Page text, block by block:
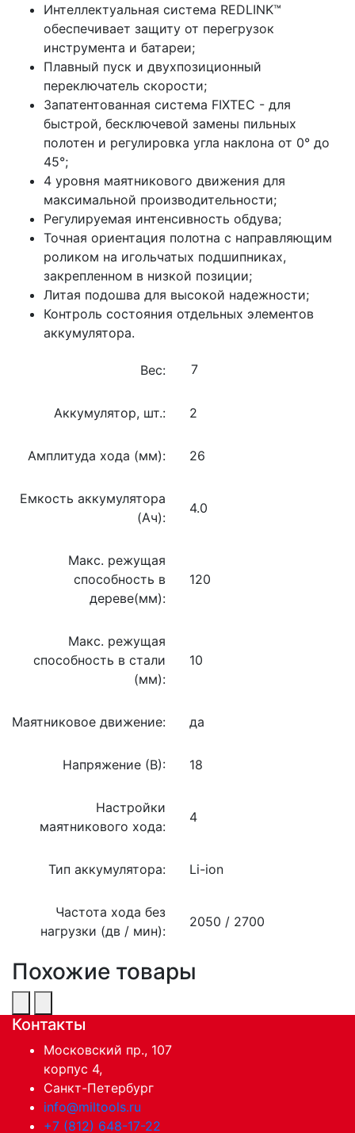
Интеллектуальная система REDLINK™
обеспечивает защиту от перегрузок
инструмента и батареи;
Плавный пуск и двухпозиционный
переключатель скорости;
Запатентованная система FIXTEC - для
быстрой, бесключевой замены пильных
полотен и регулировка угла наклона от 0° до
45°;
4 уровня маятникового движения для
максимальной производительности;
Регулируемая интенсивность обдува;
Точная ориентация полотна с направляющим
роликом на игольчатых подшипниках,
закрепленном в низкой позиции;
Литая подошва для высокой надежности;
Контроль состояния отдельных элементов
аккумулятора.
Вес:
Аккумулятор, шт.: 2
Амплитуда хода (мм): 26
Емкость аккумулятора
(Ач):
4.0
Макс. режущая
способность в
дереве(мм):
120
Макс. режущая
способность в стали
(мм):
10
Маятниковое движение: да
Напряжение (В): 18
Настройки
маятникового хода:
4
Тип аккумулятора: Li-ion
Частота хода без
нагрузки (дв / мин):
2050 / 2700
Похожие товары
Контакты
Московский пр., 107
корпус 4,
Санкт-Петербург
info@miltools.ru
+7 (812) 648-17-22